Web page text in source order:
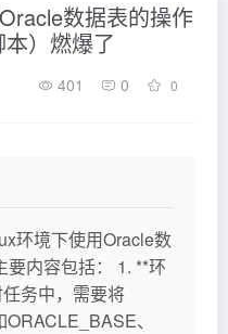
数据表的操作
）燃爆了
401 0 0
环境下使用Oracle数
内容包括： 1. **环
务中，需要将
、